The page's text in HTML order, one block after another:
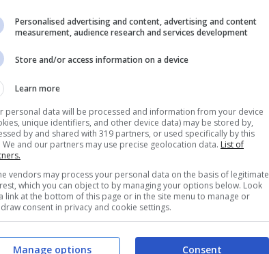
un servizio che permette a cittadini, imprese e
Personalised advertising and content, advertising and content
measurement, audience research and services development
Store and/or access information on a device
Learn more
personal data will be processed and information from your device
unique identifiers, and other device data) may be stored by,
by and shared with 319 partners, or used specifically by this
We and our partners may use precise geolocation data. List of
vendors may process your personal data on the basis of legitimate
which you can object to by managing your options below. Look
link at the bottom of this page or in the site menu to manage or
consent in privacy and cookie settings.
Consent
Manage options